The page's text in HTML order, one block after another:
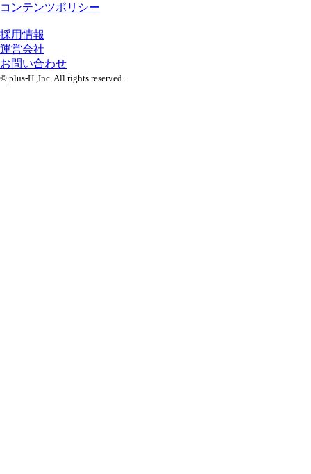
コンテンツポリシー
採用情報
運営会社
お問い合わせ
© plus-H ,Inc. All rights reserved.